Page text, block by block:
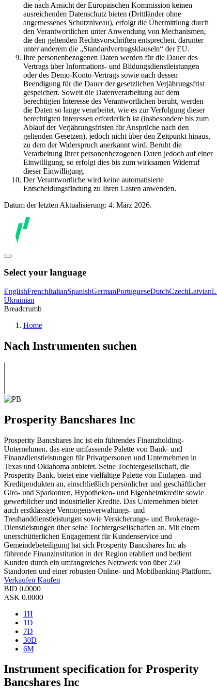
die nach Ansicht der Europäischen Kommission keinen
ausreichenden Datenschutz bieten (Drittländer ohne
angemessenes Schutzniveau), erfolgt die Übermittlung durch
den Verantwortlichen unter Anwendung von Mechanismen,
die den geltenden Rechtsvorschriften entsprechen, darunter
unter anderem die „Standardvertragsklauseln“ der EU.
Ihre personenbezogenen Daten werden für die Dauer des
Vertrags über Informations- und Bildungsdienstleistungen
oder des Demo-Konto-Vertrags sowie nach dessen
Beendigung für die Dauer der gesetzlichen Verjährungsfrist
gespeichert. Soweit die Datenverarbeitung auf dem
berechtigten Interesse des Verantwortlichen beruht, werden
die Daten so lange verarbeitet, wie es zur Verfolgung dieser
berechtigten Interessen erforderlich ist (insbesondere bis zum
Ablauf der Verjährungsfristen für Ansprüche nach den
geltenden Gesetzen), jedoch nicht über den Zeitpunkt hinaus,
zu dem der Widerspruch anerkannt wird. Beruht die
Verarbeitung Ihrer personenbezogenen Daten jedoch auf einer
Einwilligung, so erfolgt dies bis zum wirksamen Widerruf
dieser Einwilligung.
Der Verantwortliche wird keine automatisierte
Entscheidungsfindung zu Ihren Lasten anwenden.
Datum der letzten Aktualisierung: 4. März 2026.
Select your language
EnglishFrenchItalianSpanishGermanPortugueseDutchCzechLatvian
Ukrainian
Breadcrumb
Home
Nach Instrumenten suchen
Prosperity Bancshares Inc
Prosperity Bancshares Inc ist ein führendes Finanzholding-
Unternehmen, das eine umfassende Palette von Bank- und
Finanzdienstleistungen für Privatpersonen und Unternehmen in
Texas und Oklahoma anbietet. Seine Tochtergesellschaft, die
Prosperity Bank, bietet eine vielfältige Palette von Einlagen- und
Kreditprodukten an, einschließlich persönlicher und geschäftlicher
Giro- und Sparkonten, Hypotheken- und Eigenheimkredite sowie
gewerblicher und industrieller Kredite. Das Unternehmen bietet
auch erstklassige Vermögensverwaltungs- und
Treuhanddienstleistungen sowie Versicherungs- und Brokerage-
Dienstleistungen über seine Tochtergesellschaften an. Mit einem
unerschütterlichen Engagement für Kundenservice und
Gemeindebeteiligung hat sich Prosperity Bancshares Inc als
führende Finanzinstitution in der Region etabliert und bedient
Kunden durch ein umfangreiches Netzwerk von über 250
Standorten und einer robusten Online- und Mobilbanking-Plattform.
Verkaufen Kaufen
BID 0.0000
ASK 0.0000
1H
1D
7D
30D
6M
Instrument specification for Prosperity
Bancshares Inc